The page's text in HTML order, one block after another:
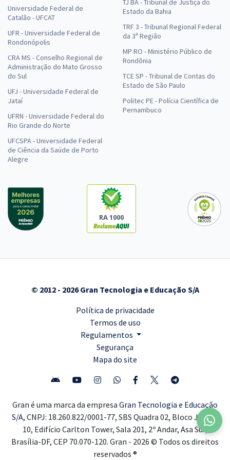
ou R$ 139,80 à vista
Universidade Federal de
Catalão - UFCAT
UFR - Universidade Federal de
Rondonópolis
CRA MS - Conselho Regional de
Administração do Mato Grosso
do Sul
UFJ - Universidade Federal de
Jataí
UFRN - Universidade Federal do
Rio Grande do Norte
UFCSPA - Universidade Federal
de Ciência da Saúde de Porto
Alegre
TJ BA - Tribunal de Justiça do
Estado da Bahia
TRF 3 - Tribunal Regional Federal
da 3ª Região
MP RO - Ministério Público de
Rondônia
TCE SP - Tribunal de Contas do
Estado de São Paulo
Politec PE - Polícia Científica de
Pernambuco
RA 1000
© 2012 - 2026 Gran Tecnologia e Educação S/A
Política de privacidade
Termos de uso
Regulamentos
Segurança
Mapa do site
Gran é uma marca da empresa Gran Tecnologia e Educação
S/A, CNPJ: 18.260.822/0001-77, SBS Quadra 02, Bloco J, Lote
10, Edifício Carlton Tower, Sala 201, 2º Andar, Asa Sul,
Brasília-DF, CEP 70.070-120. Gran - 2026 © Todos os direitos
reservados ®